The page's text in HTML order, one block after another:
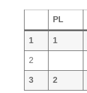
PL
1 1
2
3 2